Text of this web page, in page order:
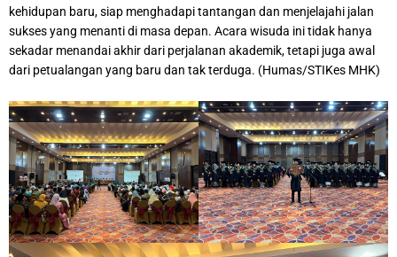
kehidupan baru, siap menghadapi tantangan dan menjelajahi jalan
sukses yang menanti di masa depan. Acara wisuda ini tidak hanya
sekadar menandai akhir dari perjalanan akademik, tetapi juga awal
dari petualangan yang baru dan tak terduga. (Humas/STIKes MHK)